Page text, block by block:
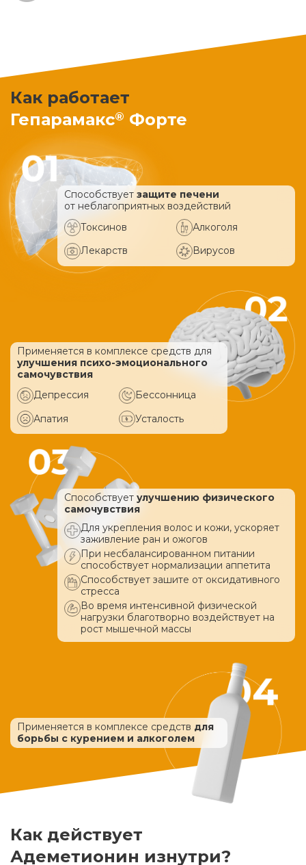
Как работает
Гепарамакс® Форте
Способствует защите печени
от неблагоприятных воздействий
Токсинов
Алкоголя
Лекарств
Вирусов
Применяется в комплексе средств для
улучшения психо-эмоционального
самочувствия
Депрессия
Бессонница
Апатия
Усталость
Способствует улучшению физического
самочувствия
Для укрепления волос и кожи, ускоряет
заживление ран и ожогов
При несбалансированном питании
способствует нормализации аппетита
Способствует зашите от оксидативного
стресса
Во время интенсивной физической
нагрузки благотворно воздействует на
рост мышечной массы
Применяется в комплексе средств для
борьбы с курением и алкоголем
Как действует
Адеметионин изнутри?